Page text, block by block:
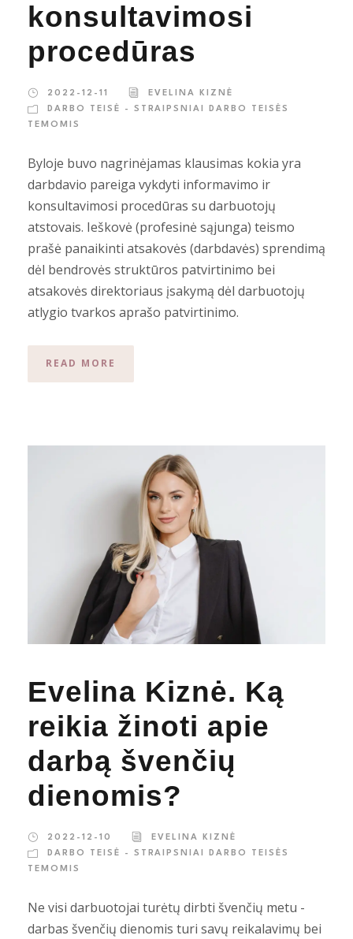
konsultavimosi
procedūras
2022-12-11
EVELINA KIZNĖ
DARBO TEISĖ - STRAIPSNIAI DARBO TEISĖS
TEMOMIS
Byloje buvo nagrinėjamas klausimas kokia yra
darbdavio pareiga vykdyti informavimo ir
konsultavimosi procedūras su darbuotojų
atstovais. Ieškovė (profesinė sąjunga) teismo
prašė panaikinti atsakovės (darbdavės) sprendimą
dėl bendrovės struktūros patvirtinimo bei
atsakovės direktoriaus įsakymą dėl darbuotojų
atlygio tvarkos aprašo patvirtinimo.
READ MORE
Evelina Kiznė. Ką
reikia žinoti apie
darbą švenčių
dienomis?
2022-12-10
EVELINA KIZNĖ
DARBO TEISĖ - STRAIPSNIAI DARBO TEISĖS
TEMOMIS
Ne visi darbuotojai turėtų dirbti švenčių metu -
darbas švenčių dienomis turi savų reikalavimų bei